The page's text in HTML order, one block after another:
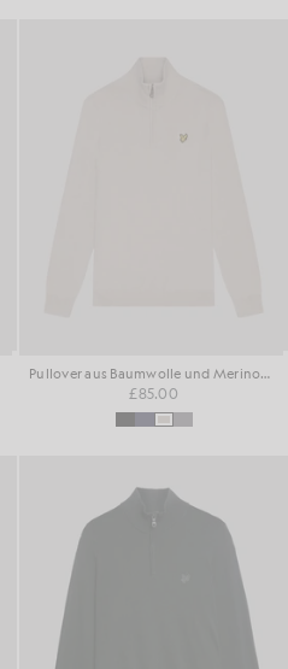
Pullover aus Baumwolle und Merinowolle mit 1/4-Reißverschluss
£85.00